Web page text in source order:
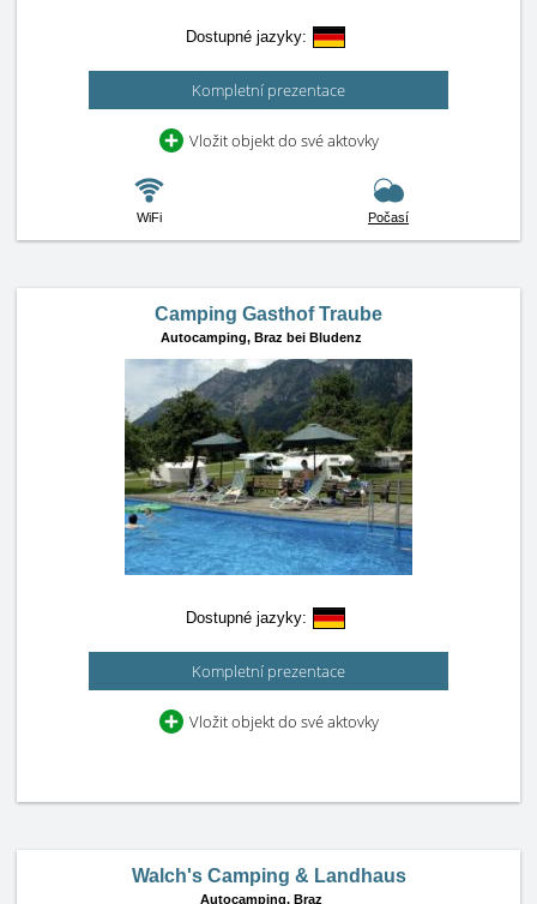
Dostupné jazyky:
Kompletní prezentace
Vložit objekt do své aktovky
WiFi Počasí
Camping Gasthof Traube
Autocamping, Braz bei Bludenz
Dostupné jazyky:
Kompletní prezentace
Vložit objekt do své aktovky
Walch's Camping & Landhaus
Autocamping, Braz